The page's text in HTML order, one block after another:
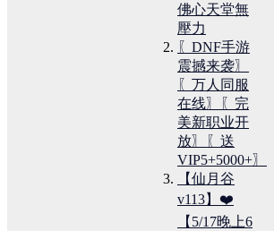
佛心天堂無
壓力
〖DNF手游
震撼来袭〗
〖万人同服
在线〗〖完
美新职业开
放〗〖送
VIP5+5000+〗
【仙月谷
v113】❤️
【5/17晚上6